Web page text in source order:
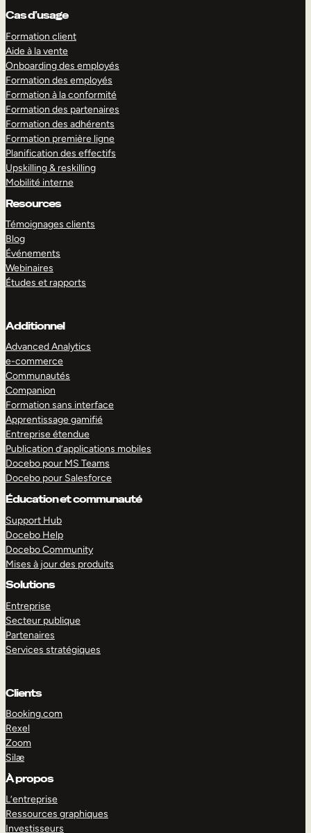
Cas d’usage
Formation client
Aide à la vente
Onboarding des employés
Formation des employés
Formation à la conformité
Formation des partenaires
Formation des adhérents
Formation première ligne
Planification des effectifs
Upskilling & reskilling
Mobilité interne
Resources
Témoignages clients
Blog
Événements
Webinaires
Études et rapports
Additionnel
Advanced Analytics
e-commerce
Communautés
Companion
Formation sans interface
Apprentissage gamifié
Entreprise étendue
Publication d’applications mobiles
Docebo pour MS Teams
Docebo pour Salesforce
Éducation et communauté
Support Hub
Docebo Help
Docebo Community
Mises à jour des produits
Solutions
Entreprise
Secteur publique
Partenaires
Services stratégiques
Clients
Booking.com
Rexel
Zoom
Silæ
À propos
L’entreprise
Ressources graphiques
Investisseurs